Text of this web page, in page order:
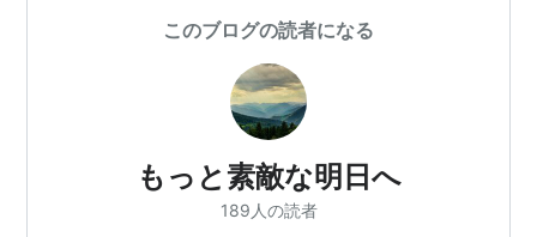
このブログの読者になる
もっと素敵な明日へ
189人の読者